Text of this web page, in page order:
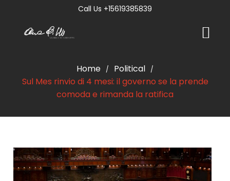
Call Us +15619385839
Home / Political /
Sul Mes rinvio di 4 mesi: il governo se la prende
comoda e rimanda la ratifica